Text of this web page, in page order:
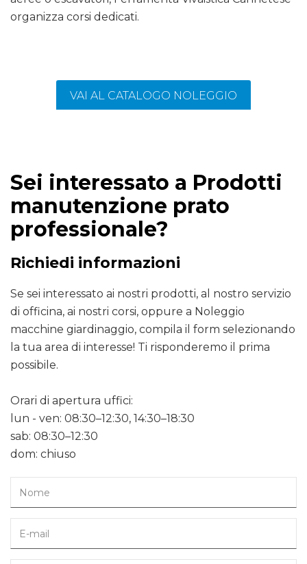
organizza corsi dedicati.
VAI AL CATALOGO NOLEGGIO
Sei interessato a Prodotti
manutenzione prato
professionale?
Richiedi informazioni
Se sei interessato ai nostri prodotti, al nostro servizio
di officina, ai nostri corsi, oppure a Noleggio
macchine giardinaggio, compila il form selezionando
la tua area di interesse! Ti risponderemo il prima
possibile.
Orari di apertura uffici:
lun - ven: 08:30–12:30, 14:30–18:30
sab: 08:30–12:30
dom: chiuso